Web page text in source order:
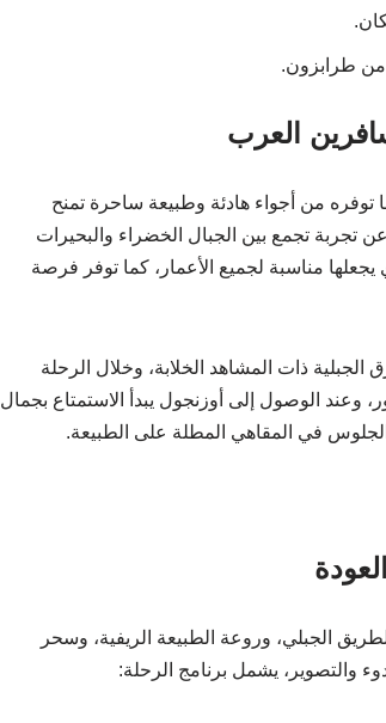
من طرابزون.
العرب
توفره من أجواء هادئة وطبيعة ساحرة تمنح
تجربة تجمع بين الجبال الخضراء والبحيرات
يجعلها مناسبة لجميع الأعمار، كما توفر فرصة
الجبلية ذات المشاهد الخلابة، وخلال الرحلة
وعند الوصول إلى أوزنجول يبدأ الاستمتاع بجمال
الجلوس في المقاهي المطلة على الطبيعة.
الجبلي، وروعة الطبيعة الريفية، وسحر
والتصوير، يشمل برنامج الرحلة: